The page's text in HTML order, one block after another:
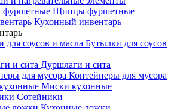
Щипцы фуршетные
Кухонный инвентарь
Бутылки для соусов
Дуршлаги и сита
Контейнеры для мусора
Миски кухонные
Сотейники